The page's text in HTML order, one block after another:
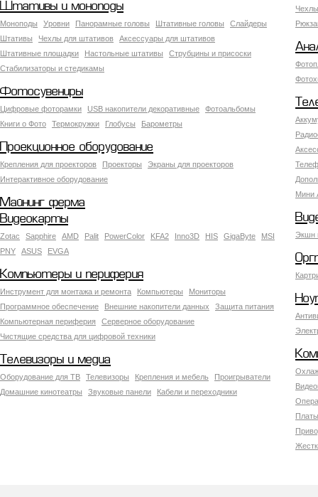
Штативы и моноподы
Моноподы Уровни Панорамные головы Штативные головы
Слайдеры
Штативы
Чехлы для штативов
Аксессуары для штативов
Штативные площадки
Настольные штативы
Струбцины и присоски
Стабилизаторы и стедикамы
Фотосувениры
Цифровые фоторамки USB накопители декоративные
Фотоальбомы
Книги о Фото
Термокружки Глобусы Барометры
Мини
Проекционное оборудование
Крепления для проекторов Проекторы
Экраны для проекторов
Интерактивное оборудование
Майнинг ферма
Экшн
Видеокарты
Zotac Sapphire AMD Palit PowerColor KFA2 Inno3D HIS GigaByte
MSI
PNY
ASUS EVGA
Компьютеры и периферия
Инструмент для монтажа и ремонта Компьютеры
Мониторы
Программное обеспечение
Внешние накопители данных
Защита питания
Компьютерная периферия
Серверное оборудование
Чистящие средства для цифровой техники
Телевизоры и медиа
Оборудование для ТВ Телевизоры Крепления и мебель
Проигрыватели
Домашние кинотеатры
Звуковые панели Кабели и переходники